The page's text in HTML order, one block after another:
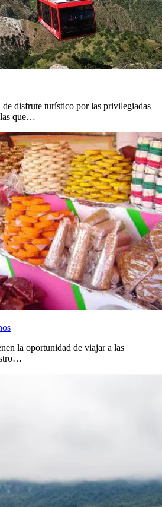
de disfrute turístico por las privilegiadas
las que…
la oportunidad de viajar a las